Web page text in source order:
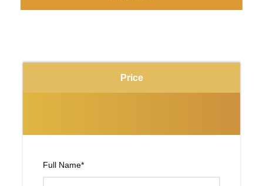
Price
Full Name*
Guías disponibles de habla hispana, Ingles, Italiana,